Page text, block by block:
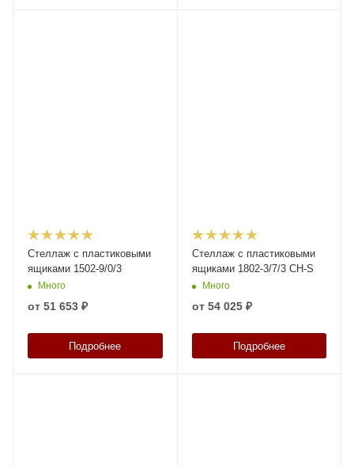
Стеллаж с пластиковыми
ящиками 1502-9/0/3
Много
от 51 653 ₽
Подробнее
Стеллаж с пластиковыми
ящиками 1802-3/7/3 CH-S
Много
от 54 025 ₽
Подробнее